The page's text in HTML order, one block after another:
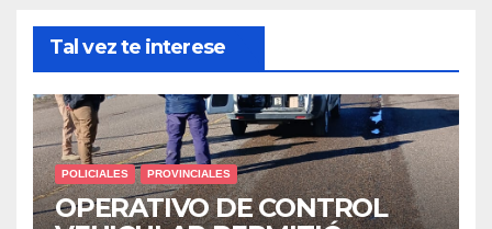
Tal vez te interese
POLICIALES PROVINCIALES
OPERATIVO DE CONTROL